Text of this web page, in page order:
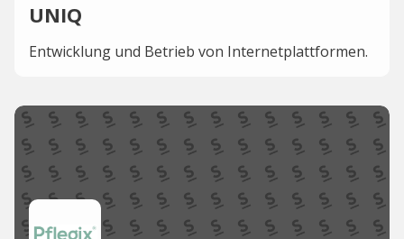
UNIQ
Entwicklung und Betrieb von Internetplattformen.